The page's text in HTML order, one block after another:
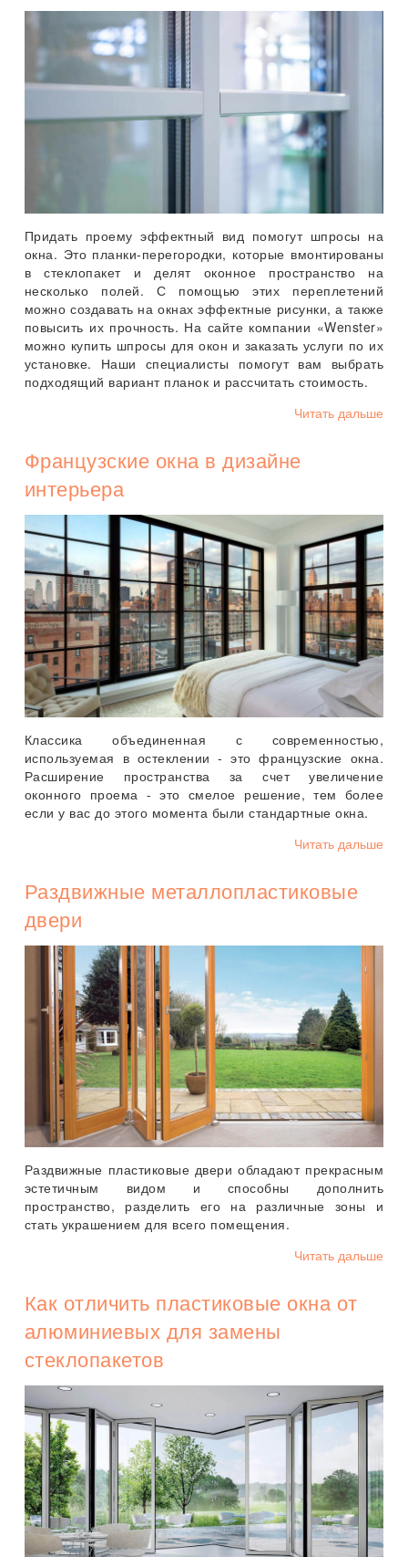
Придать проему эффектный вид помогут шпросы на
окна. Это планки-перегородки, которые вмонтированы
в стеклопакет и делят оконное пространство на
несколько полей. С помощью этих переплетений
можно создавать на окнах эффектные рисунки, а также
повысить их прочность. На сайте компании «Wenster»
можно купить шпросы для окон и заказать услуги по их
установке. Наши специалисты помогут вам выбрать
подходящий вариант планок и рассчитать стоимость.
Читать дальше
Французские окна в дизайне
интерьера
Классика объединенная с современностью,
используемая в остеклении - это французские окна.
Расширение пространства за счет увеличение
оконного проема - это смелое решение, тем более
если у вас до этого момента были стандартные окна.
Читать дальше
Раздвижные металлопластиковые
двери
Раздвижные пластиковые двери обладают прекрасным
эстетичным видом и способны дополнить
пространство, разделить его на различные зоны и
стать украшением для всего помещения.
Читать дальше
Как отличить пластиковые окна от
алюминиевых для замены
стеклопакетов